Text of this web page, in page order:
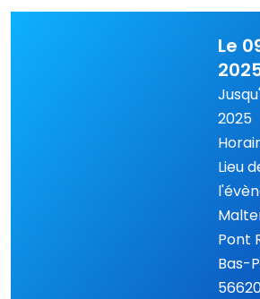
Le
2025
Lieu
Pont
Bas-